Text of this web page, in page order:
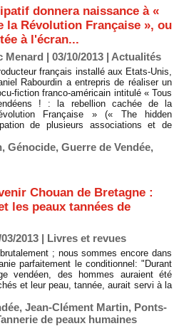
donnera naissance à «
la Révolution Française », ou
à l'écran...
Menard | 03/10/2013 | Actualités
français installé aux Etats-Unis,
Rabourdin a entrepris de réaliser un
fiction franco-américain intitulé « Tous
! : la rebellion cachée de la
Française » (« The hidden
de plusieurs associations et de
, Génocide, Guerre de Vendée,
Chouan de Bretagne :
les peaux tannées de
2013 | Livres et revues
; nous sommes encore dans
parfaitement le conditionnel: "Durant
vendéen, des hommes auraient été
et leur peau, tannée, aurait servi à la
, Jean-Clément Martin, Ponts-
de peaux humaines